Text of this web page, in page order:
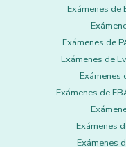
Exámenes de
Exámenes de
Exámenes de
Exámenes
Exámenes de
Exámenes
Exámenes